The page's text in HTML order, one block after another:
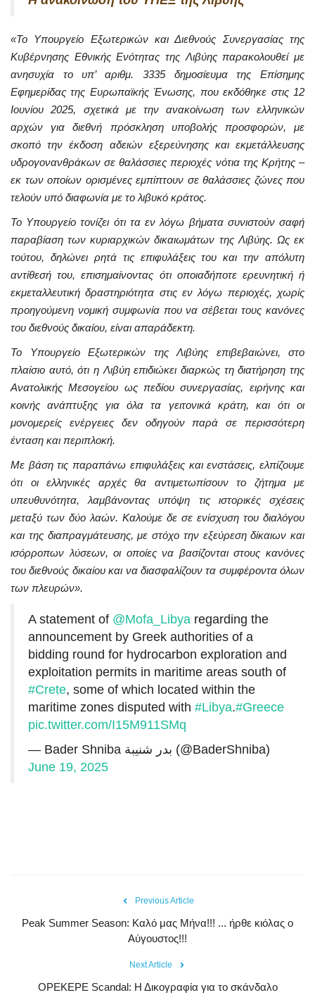
«Το Υπουργείο Εξωτερικών και Διεθνούς Συνεργασίας της
Κυβέρνησης Εθνικής Ενότητας της Λιβύης παρακολουθεί με
ανησυχία το υπ’ αριθμ. 3335 δημοσίευμα της Επίσημης
Εφημερίδας της Ευρωπαϊκής Ένωσης, που εκδόθηκε στις 12
Ιουνίου 2025, σχετικά με την ανακοίνωση των ελληνικών
αρχών για διεθνή πρόσκληση υποβολής προσφορών, με
σκοπό την έκδοση αδειών εξερεύνησης και εκμετάλλευσης
υδρογονανθράκων σε θαλάσσιες περιοχές νότια της Κρήτης –
εκ των οποίων ορισμένες εμπίπτουν σε θαλάσσιες ζώνες που
τελούν υπό διαφωνία με το λιβυκό κράτος.
Το Υπουργείο τονίζει ότι τα εν λόγω βήματα συνιστούν σαφή
παραβίαση των κυριαρχικών δικαιωμάτων της Λιβύης. Ως εκ
τούτου, δηλώνει ρητά τις επιφυλάξεις του και την απόλυτη
αντίθεσή του, επισημαίνοντας ότι οποιαδήποτε ερευνητική ή
εκμεταλλευτική δραστηριότητα στις εν λόγω περιοχές, χωρίς
προηγούμενη νομική συμφωνία που να σέβεται τους κανόνες
του διεθνούς δικαίου, είναι απαράδεκτη.
Το Υπουργείο Εξωτερικών της Λιβύης επιβεβαιώνει, στο
πλαίσιο αυτό, ότι η Λιβύη επιδιώκει διαρκώς τη διατήρηση της
Ανατολικής Μεσογείου ως πεδίου συνεργασίας, ειρήνης και
κοινής ανάπτυξης για όλα τα γειτονικά κράτη, και ότι οι
μονομερείς ενέργειες δεν οδηγούν παρά σε περισσότερη
ένταση και περιπλοκή.
Με βάση τις παραπάνω επιφυλάξεις και ενστάσεις, ελπίζουμε
ότι οι ελληνικές αρχές θα αντιμετωπίσουν το ζήτημα με
υπευθυνότητα, λαμβάνοντας υπόψη τις ιστορικές σχέσεις
μεταξύ των δύο λαών. Καλούμε δε σε ενίσχυση του διαλόγου
και της διαπραγμάτευσης, με στόχο την εξεύρεση δίκαιων και
ισόρροπων λύσεων, οι οποίες να βασίζονται στους κανόνες
του διεθνούς δικαίου και να διασφαλίζουν τα συμφέροντα όλων
των πλευρών».
A statement of @Mofa_Libya regarding the
announcement by Greek authorities of a
bidding round for hydrocarbon exploration and
exploitation permits in maritime areas south of
#Crete, some of which located within the
maritime zones disputed with #Libya.#Greece
pic.twitter.com/I15M911SMq
— Bader Shniba بدر شنيبة (@BaderShniba)
June 19, 2025
Previous Article
Peak Summer Season: Kαλό μας Μήνα!!! ... ήρθε κιόλας ο
Αύγουστος!!!
Next Article
OPEKEPE Scandal: Η Δικογραφία για το σκάνδαλο